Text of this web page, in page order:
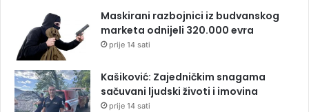
Maskirani razbojnici iz budvanskog
marketa odnijeli 320.000 evra
prije 14 sati
Kašiković: Zajedničkim snagama
sačuvani ljudski životi i imovina
prije 14 sati